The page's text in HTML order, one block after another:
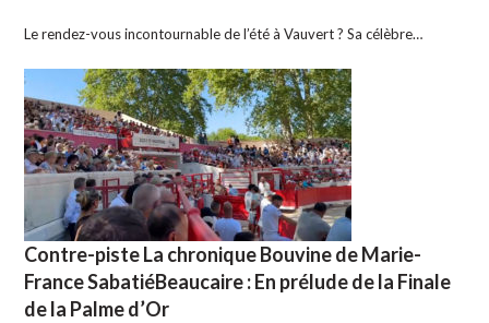
Le rendez-vous incontournable de l’été à Vauvert ? Sa célèbre…
Contre-piste La chronique Bouvine de Marie-
France SabatiéBeaucaire : En prélude de la Finale
de la Palme d’Or